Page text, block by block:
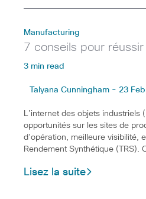
Manufacturing
7 conseils pour
3 min read
Talyana Cunningham - 23
L’internet des objets industriels
opportunités sur les sites de
d’opération, meilleure visibilité,
Rendement Synthétique (TRS).
Lisez la suite